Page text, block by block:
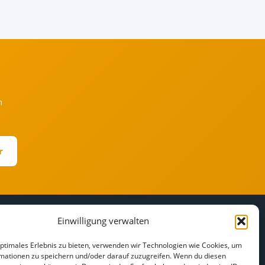
Einwilligung verwalten
Erlebnis zu bieten, verwenden wir Technologien wie Cookies, um
zu speichern und/oder darauf zuzugreifen. Wenn du diesen
RECHTLICHES
Impressum
Datenschutz